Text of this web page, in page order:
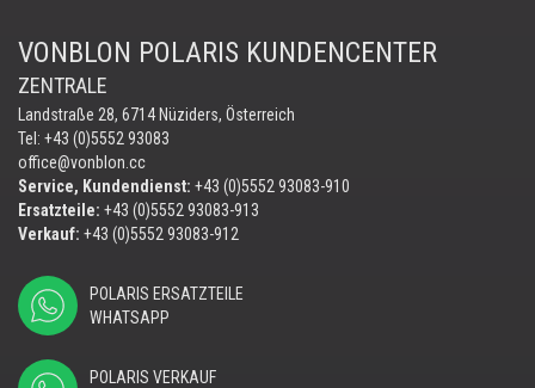
VONBLON POLARIS KUNDENCENTER
ZENTRALE
Landstraße 28, 6714 Nüziders, Österreich
Tel: +43 (0)5552 93083
office@vonblon.cc
Service, Kundendienst: +43 (0)5552 93083-910
Ersatzteile: +43 (0)5552 93083-913
Verkauf: +43 (0)5552 93083-912
POLARIS ERSATZTEILE
WHATSAPP
POLARIS VERKAUF